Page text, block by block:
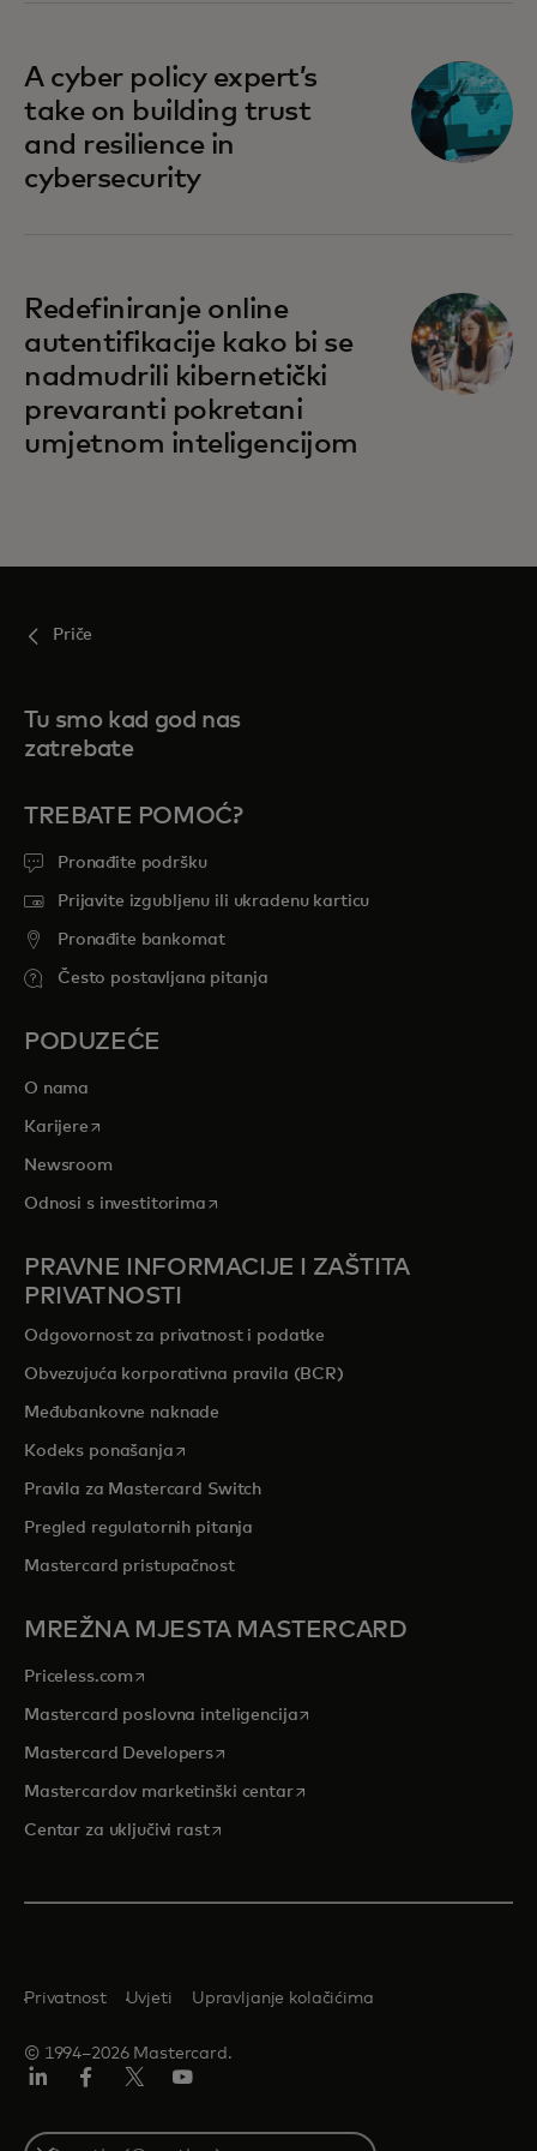
A cyber policy expert’s
take on building trust
and resilience in
cybersecurity
Redefiniranje online
autentifikacije kako bi se
nadmudrili kibernetički
prevaranti pokretani
umjetnom inteligencijom
Priče
Tu smo kad god nas
zatrebate
TREBATE POMOĆ?
Pronađite podršku
Prijavite izgubljenu ili ukradenu karticu
Pronađite bankomat
Često postavljana pitanja
PODUZEĆE
O nama
Karijereopens in a new tab
Newsroom
Odnosi s investitorimaopens in a new tab
PRAVNE INFORMACIJE I ZAŠTITA
PRIVATNOSTI
Odgovornost za privatnost i podatke
Obvezujuća korporativna pravila (BCR)
Međubankovne naknade
Kodeks ponašanjaopens in a new tab
Pravila za Mastercard Switch
Pregled regulatornih pitanja
Mastercard pristupačnost
MREŽNA MJESTA MASTERCARD
Priceless.com opens in a new tab
Mastercard poslovna inteligencijaopens in a new tab
Mastercard Developersopens in a new tab
Mastercardov marketinški centaropens in a new tab
Centar za uključivi rastopens in a new tab
© 1994–2026 Mastercard.
Privatnost Uvjeti Upravljanje kolačićima
Select